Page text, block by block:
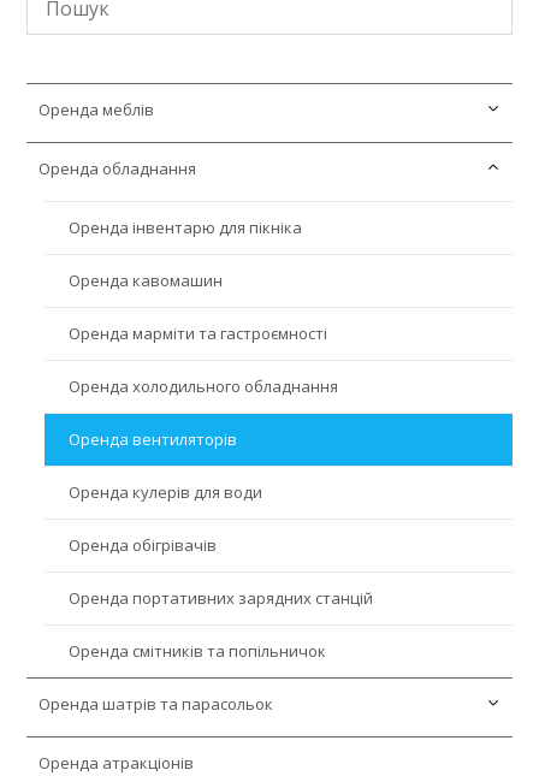
Оренда меблів
Оренда LED меблів
Оренда крісел мішків
Оренда меблів Лофт
Оренда барних меблів
Оренда барних стійок та ресепшн
Оренда барних столів
Оренда барних стільців
Оренда м’яких меблів
Оренда диванів
Оренда крісел
Оренда пуфів та банкеток
Оренда столів
Оренда бенкетних столів
Оренда журнальних столів
Оренда круглих столів
Оренда фуршетних столів
Оренда коктейльних столів
Оренда стільців
Оренда стелажів
Оренда дитячих меблів
Оренда шезлонгів
Оренда меблів для конференцій
Оренда садових меблів
Оренда обладнання
Оренда інвентарю для пікніка
Оренда кавомашин
Оренда марміти та гастроємності
Оренда холодильного обладнання
Оренда вентиляторів
Оренда кулерів для води
Оренда обігрівачів
Оренда портативних зарядних станцій
Оренда смітників та попільничок
Оренда шатрів та парасольок
Оренда парасольок
Оренда атракціонів